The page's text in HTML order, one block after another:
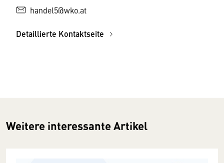
handel5@wko.at
Detaillierte Kontaktseite
Weitere interessante Artikel